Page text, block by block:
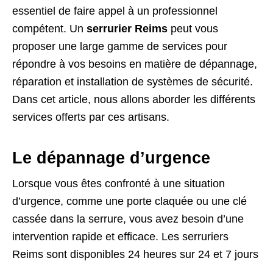
essentiel de faire appel à un professionnel
compétent. Un serrurier Reims peut vous
proposer une large gamme de services pour
répondre à vos besoins en matière de dépannage,
réparation et installation de systèmes de sécurité.
Dans cet article, nous allons aborder les différents
services offerts par ces artisans.
Le dépannage d’urgence
Lorsque vous êtes confronté à une situation
d’urgence, comme une porte claquée ou une clé
cassée dans la serrure, vous avez besoin d’une
intervention rapide et efficace. Les serruriers
Reims sont disponibles 24 heures sur 24 et 7 jours